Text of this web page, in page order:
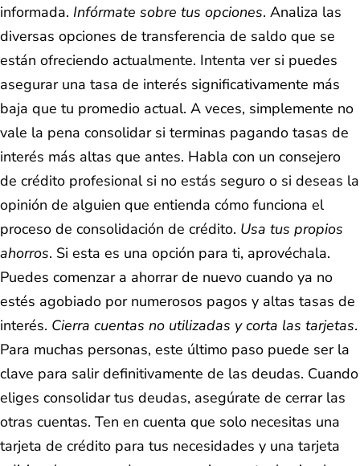
informada. Infórmate sobre tus opciones. Analiza las
diversas opciones de transferencia de saldo que se
están ofreciendo actualmente. Intenta ver si puedes
asegurar una tasa de interés significativamente más
baja que tu promedio actual. A veces, simplemente no
vale la pena consolidar si terminas pagando tasas de
interés más altas que antes. Habla con un consejero
de crédito profesional si no estás seguro o si deseas la
opinión de alguien que entienda cómo funciona el
proceso de consolidación de crédito. Usa tus propios
ahorros. Si esta es una opción para ti, aprovéchala.
Puedes comenzar a ahorrar de nuevo cuando ya no
estés agobiado por numerosos pagos y altas tasas de
interés. Cierra cuentas no utilizadas y corta las tarjetas.
Para muchas personas, este último paso puede ser la
clave para salir definitivamente de las deudas. Cuando
eliges consolidar tus deudas, asegúrate de cerrar las
otras cuentas. Ten en cuenta que solo necesitas una
tarjeta de crédito para tus necesidades y una tarjeta